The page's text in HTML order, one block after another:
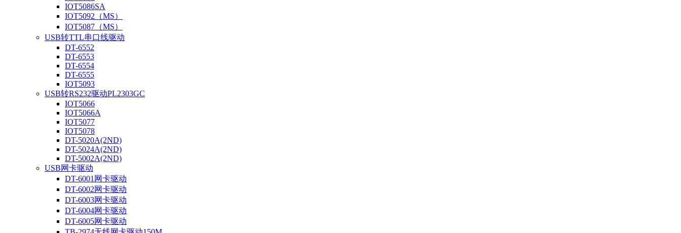
IOT5086SA
IOT5092（MS）
IOT5087（MS）
USB转TTL串口线驱动
DT-6552
DT-6553
DT-6554
DT-6555
IOT5093
USB转RS232驱动PL2303GC
IOT5066
IOT5066A
IOT5077
IOT5078
DT-5020A(2ND)
DT-5024A(2ND)
DT-5002A(2ND)
USB网卡驱动
DT-6001网卡驱动
DT-6002网卡驱动
DT-6003网卡驱动
DT-6004网卡驱动
DT-6005网卡驱动